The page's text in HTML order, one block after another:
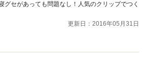
セがあっても問題なし！人気のクリップでつく
更新日：2016年05月31日